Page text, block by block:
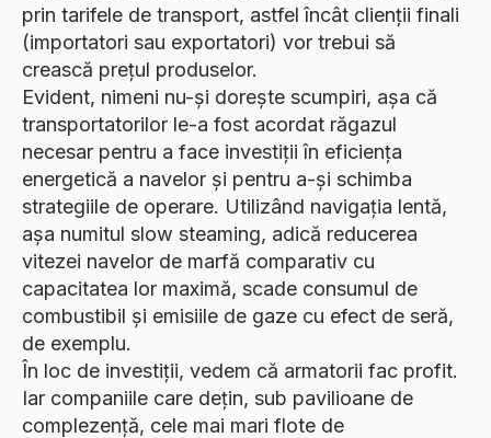
prin tarifele de transport, astfel încât clienții finali
(importatori sau exportatori) vor trebui să
crească prețul produselor.
Evident, nimeni nu-și dorește scumpiri, așa că
transportatorilor le-a fost acordat răgazul
necesar pentru a face investiții în eficiența
energetică a navelor și pentru a-și schimba
strategiile de operare. Utilizând navigația lentă,
așa numitul slow steaming, adică reducerea
vitezei navelor de marfă comparativ cu
capacitatea lor maximă, scade consumul de
combustibil și emisiile de gaze cu efect de seră,
de exemplu.
În loc de investiții, vedem că armatorii fac profit.
Iar companiile care dețin, sub pavilioane de
complezență, cele mai mari flote de